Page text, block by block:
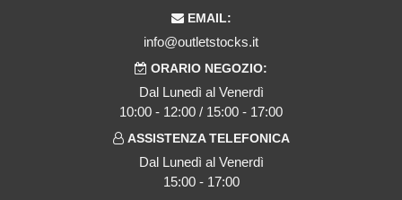
EMAIL:
info@outletstocks.it
ORARIO NEGOZIO:
Dal Lunedì al Venerdì
10:00 - 12:00 / 15:00 - 17:00
ASSISTENZA TELEFONICA
Dal Lunedì al Venerdì
15:00 - 17:00